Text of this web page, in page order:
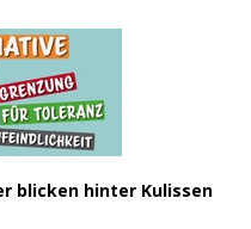
blicken hinter Kulissen